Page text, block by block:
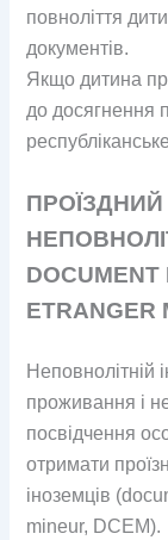
повноліття
документів.
Якщо дитина
до досягнення
DOCUMENT
ETRANGER
Неповнолітній
проживання і
посвідчення
отримати
іноземців
mineur, DCEM).